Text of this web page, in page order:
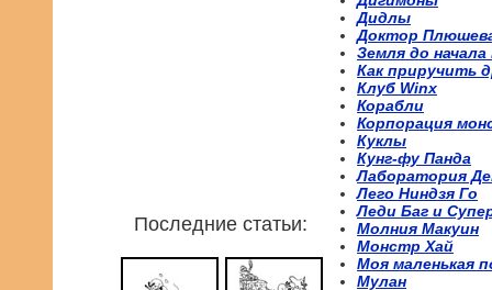
Последние статьи:
Дидлы
Доктор
Земля до начала
Как приручить
Клуб Winx
Корабли
Корпорация
Куклы
Кунг-фу Панда
Лаборатория
Лего Ниндзя Го
Леди Баг и
Молния Макуин
Монстр Хай
Моя маленькая
Мулан